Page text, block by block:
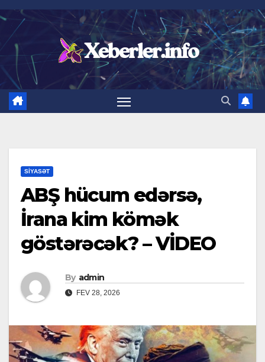
Skip
content
SIYASƏT
ABŞ hücum edərsə,
İrana kim kömək
göstərəcək? – VİDEO
By admin
FEV 28, 2026